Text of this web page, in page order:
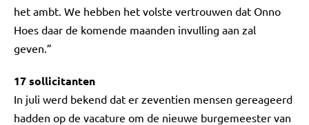
het ambt. We hebben het volste vertrouwen dat Onno
Hoes daar de komende maanden invulling aan zal
geven.”
17 sollicitanten
In juli werd bekend dat er zeventien mensen gereageerd
hadden op de vacature om de nieuwe burgemeester van